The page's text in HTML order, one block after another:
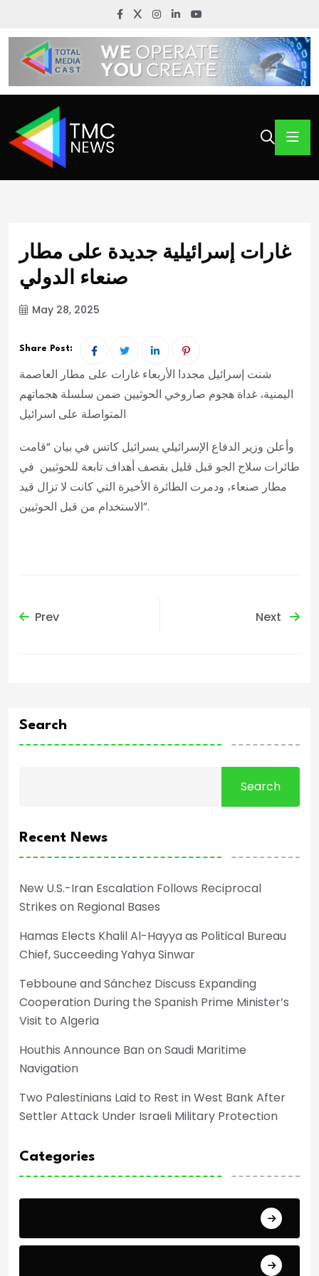
غارات إسرائيلية جديدة على مطار
صنعاء الدولي
May 28, 2025
Share Post:
شنت إسرائيل مجددا الأربعاء غارات على مطار العاصمة
اليمنية، غداة هجوم صاروخي الحوثيين ضمن سلسلة هجماتهم
المتواصلة على اسرائيل
وأعلن وزير الدفاع الإسرائيلي يسرائيل كاتس في بيان “قامت
طائرات سلاح الجو قبل قليل بقصف أهداف تابعة للحوثيين في
مطار صنعاء، ودمرت الطائرة الأخيرة التي كانت لا تزال قيد
الاستخدام من قبل الحوثيين”.
Prev Next
Search
Search
Recent News
New U.S.-Iran Escalation Follows Reciprocal
Strikes on Regional Bases
Hamas Elects Khalil Al-Hayya as Political Bureau
Chief, Succeeding Yahya Sinwar
Tebboune and Sánchez Discuss Expanding
Cooperation During the Spanish Prime Minister’s
Visit to Algeria
Houthis Announce Ban on Saudi Maritime
Navigation
Two Palestinians Laid to Rest in West Bank After
Settler Attack Under Israeli Military Protection
Categories